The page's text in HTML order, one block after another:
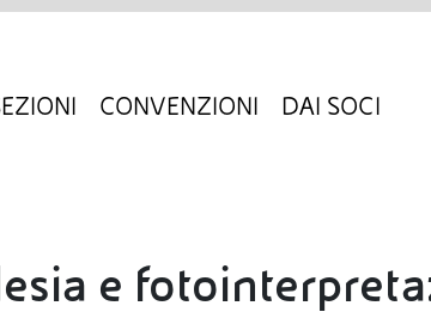
CONVENZIONI DAI SOCI
e